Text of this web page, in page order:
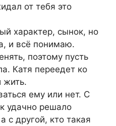
от тебя это
характер, сынок, но
и всё понимаю.
поэтому пусть
Катя переедет ко
жить.
ему или нет. С
удачно решало
с другой, кто такая